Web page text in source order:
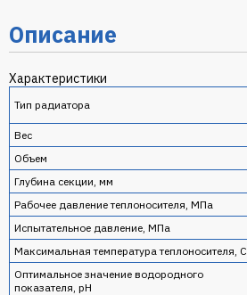
Описание
Характеристики
Тип радиатора
Вес
Объем
Глубина секции, мм
Рабочее давление теплоносителя, МПа
Испытательное давление, МПа
Максимальная температура теплоносителя, C
Оптимальное значение водородного
показателя, pH